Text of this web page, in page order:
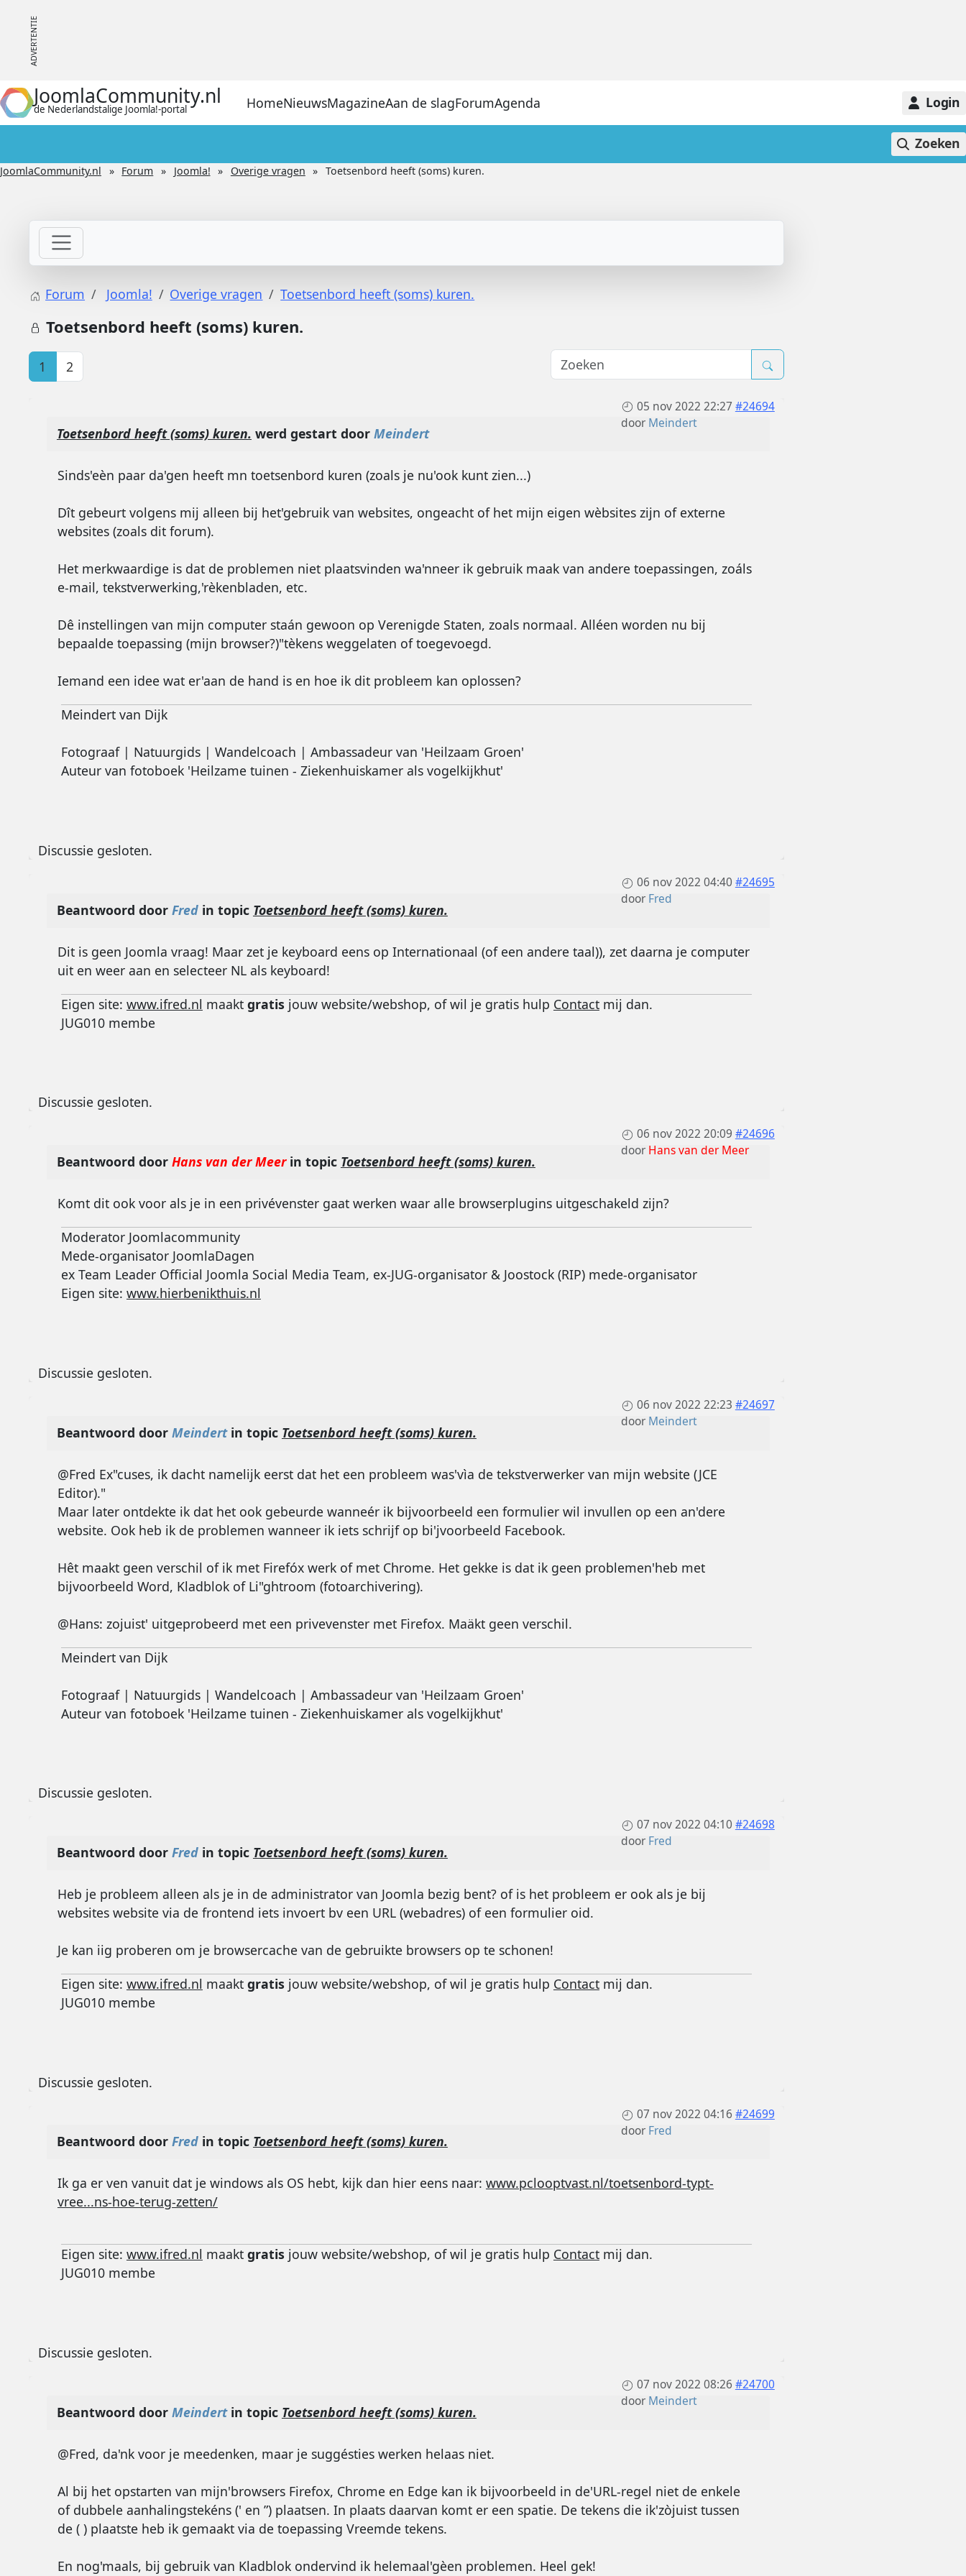
JoomlaCommunity.nl
de Nederlandstalige Joomla!-portal HomeNieuwsMagazineAan de slagForumAgenda Login
Zoeken
JoomlaCommunity.nl Forum Joomla! Overige vragen Toetsenbord heeft (soms) kuren.
Forum Joomla! Overige vragen Toetsenbord heeft (soms) kuren.
Toetsenbord heeft (soms) kuren.
1 2
05 nov 2022 22:27 #24694
door Meindert
Toetsenbord heeft (soms) kuren. werd gestart door Meindert
Sinds'eèn paar da'gen heeft mn toetsenbord kuren (zoals je nu'ook kunt zien...)
Dît gebeurt volgens mij alleen bij het'gebruik van websites, ongeacht of het mijn eigen wèbsites zijn of externe
websites (zoals dit forum).
Het merkwaardige is dat de problemen niet plaatsvinden wa'nneer ik gebruik maak van andere toepassingen, zoáls
e-mail, tekstverwerking,'rèkenbladen, etc.
Dê instellingen van mijn computer staán gewoon op Verenigde Staten, zoals normaal. Alléen worden nu bij
bepaalde toepassing (mijn browser?)"tèkens weggelaten of toegevoegd.
Iemand een idee wat er'aan de hand is en hoe ik dit probleem kan oplossen?
Meindert van Dijk
Fotograaf | Natuurgids | Wandelcoach | Ambassadeur van 'Heilzaam Groen'
Auteur van fotoboek 'Heilzame tuinen - Ziekenhuiskamer als vogelkijkhut'
Discussie gesloten.
06 nov 2022 04:40 #24695
door Fred
Beantwoord door Fredin topic Toetsenbord heeft (soms) kuren.
Dit is geen Joomla vraag! Maar zet je keyboard eens op Internationaal (of een andere taal)), zet daarna je computer
uit en weer aan en selecteer NL als keyboard!
Eigen site: www.ifred.nl maakt gratis jouw website/webshop, of wil je gratis hulp Contactmij dan.
JUG010 membe
Discussie gesloten.
06 nov 2022 20:09 #24696
door Hans van der Meer
Beantwoord door Hans van der Meerin topic Toetsenbord heeft (soms) kuren.
Komt dit ook voor als je in een privévenster gaat werken waar alle browserplugins uitgeschakeld zijn?
Moderator Joomlacommunity
Mede-organisator JoomlaDagen
ex Team Leader Official Joomla Social Media Team, ex-JUG-organisator & Joostock (RIP) mede-organisator
Eigen site: www.hierbenikthuis.nl
Discussie gesloten.
06 nov 2022 22:23 #24697
door Meindert
Beantwoord door Meindertin topic Toetsenbord heeft (soms) kuren.
@Fred Ex"cuses, ik dacht namelijk eerst dat het een probleem was'vìa de tekstverwerker van mijn website (JCE
Editor)."
Maar later ontdekte ik dat het ook gebeurde wanneér ik bijvoorbeeld een formulier wil invullen op een an'dere
website. Ook heb ik de problemen wanneer ik iets schrijf op bi'jvoorbeeld Facebook.
Hêt maakt geen verschil of ik met Firefóx werk of met Chrome. Het gekke is dat ik geen problemen'heb met
bijvoorbeeld Word, Kladblok of Li"ghtroom (fotoarchivering).
@Hans: zojuist' uitgeprobeerd met een privevenster met Firefox. Maäkt geen verschil.
Meindert van Dijk
Fotograaf | Natuurgids | Wandelcoach | Ambassadeur van 'Heilzaam Groen'
Auteur van fotoboek 'Heilzame tuinen - Ziekenhuiskamer als vogelkijkhut'
Discussie gesloten.
07 nov 2022 04:10 #24698
door Fred
Beantwoord door Fredin topic Toetsenbord heeft (soms) kuren.
Heb je probleem alleen als je in de administrator van Joomla bezig bent? of is het probleem er ook als je bij
websites website via de frontend iets invoert bv een URL (webadres) of een formulier oid.
Je kan iig proberen om je browsercache van de gebruikte browsers op te schonen!
Eigen site: www.ifred.nl maakt gratis jouw website/webshop, of wil je gratis hulp Contactmij dan.
JUG010 membe
Discussie gesloten.
07 nov 2022 04:16 #24699
door Fred
Beantwoord door Fredin topic Toetsenbord heeft (soms) kuren.
Ik ga er ven vanuit dat je windows als OS hebt, kijk dan hier eens naar: www.pclooptvast.nl/toetsenbord-typt-
vree...ns-hoe-terug-zetten/
Eigen site: www.ifred.nl maakt gratis jouw website/webshop, of wil je gratis hulp Contactmij dan.
JUG010 membe
Discussie gesloten.
07 nov 2022 08:26 #24700
door Meindert
Beantwoord door Meindertin topic Toetsenbord heeft (soms) kuren.
@Fred, da'nk voor je meedenken, maar je suggésties werken helaas niet.
Al bij het opstarten van mijn'browsers Firefox, Chrome en Edge kan ik bijvoorbeeld in de'URL-regel niet de enkele
of dubbele aanhalingstekéns (' en ʺ) plaatsen. In plaats daarvan komt er een spatie. De tekens die ik'zòjuist tussen
de ( ) plaatste heb ik gemaakt via de toepassing Vreemde tekens.
En nog'maals, bij gebruik van Kladblok ondervind ik helemaal'gèen problemen. Heel gek!